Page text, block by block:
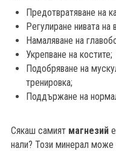
Предотвратяване на
Регулиране нивата на
Намаляване на
Укрепване на костите;
Подобряване на
тренировка;
Поддържане на
Сякаш самият магнезийе
нали? Този минерал